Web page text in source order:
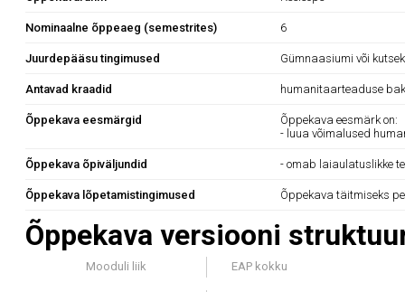
Nominaalne õppeaeg (semestrites) 6
Juurdepääsu tingimused Gümnaasiumi või
Antavad kraadid humanitaarteaduse
Õppekava eesmärgid
Õppekava eesmärk on:
- luua võimalused
Õppekava õpiväljundid - omab laiaulatuslikke
Õppekava lõpetamistingimused Õppekava täitmiseks
Õppekava versiooni
Mooduli liik EAP kokku